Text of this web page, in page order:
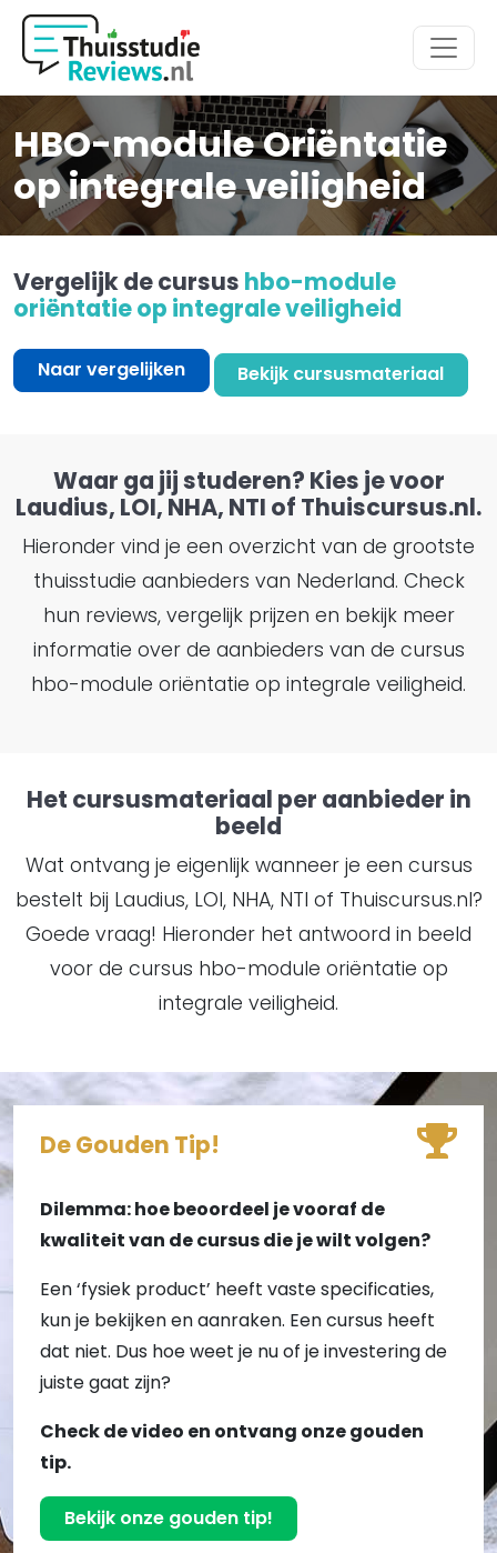
Hoofdmenu
HBO-module Oriëntatie
op integrale veiligheid
Vergelijk de cursus hbo-module
oriëntatie op integrale veiligheid
Naar vergelijken Bekijk cursusmateriaal
Waar ga jij studeren? Kies je voor
Laudius, LOI, NHA, NTI of Thuiscursus.nl.
Hieronder vind je een overzicht van de grootste
thuisstudie aanbieders van Nederland. Check
hun reviews, vergelijk prijzen en bekijk meer
informatie over de aanbieders van de cursus
hbo-module oriëntatie op integrale veiligheid.
Het cursusmateriaal per aanbieder in
beeld
Wat ontvang je eigenlijk wanneer je een cursus
bestelt bij Laudius, LOI, NHA, NTI of Thuiscursus.nl?
Goede vraag! Hieronder het antwoord in beeld
voor de cursus hbo-module oriëntatie op
integrale veiligheid.
De Gouden Tip!
Dilemma: hoe beoordeel je vooraf de
kwaliteit van de cursus die je wilt volgen?
Een ‘fysiek product’ heeft vaste specificaties,
kun je bekijken en aanraken. Een cursus heeft
dat niet. Dus hoe weet je nu of je investering de
juiste gaat zijn?
Check de video en ontvang onze gouden
tip.
Bekijk onze gouden tip!